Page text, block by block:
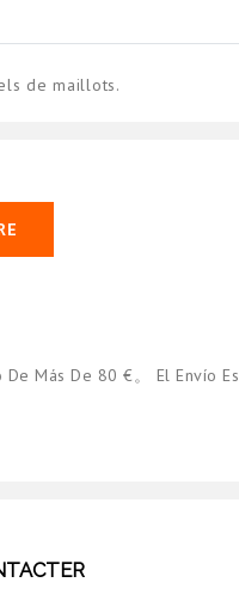
de maillots.
Más De 80 €。 El Envío Es